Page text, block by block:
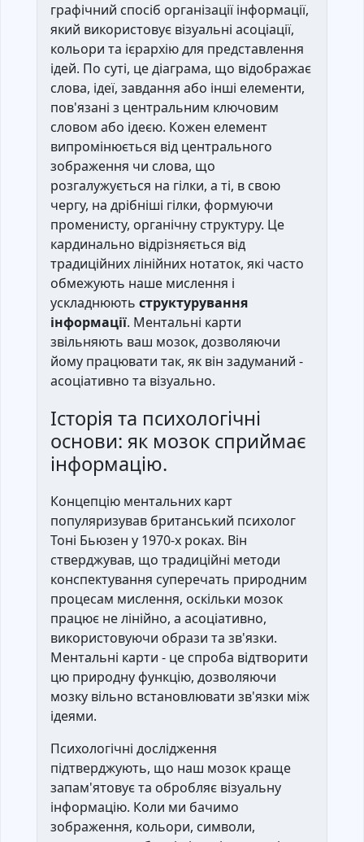
графічний спосіб організації інформації,
який використовує візуальні асоціації,
кольори та ієрархію для представлення
ідей. По суті, це діаграма, що відображає
слова, ідеї, завдання або інші елементи,
пов'язані з центральним ключовим
словом або ідеєю. Кожен елемент
випромінюється від центрального
зображення чи слова, що
розгалужується на гілки, а ті, в свою
чергу, на дрібніші гілки, формуючи
променисту, органічну структуру. Це
кардинально відрізняється від
традиційних лінійних нотаток, які часто
обмежують наше мислення і
ускладнюють структурування
інформації. Ментальні карти
звільняють ваш мозок, дозволяючи
йому працювати так, як він задуманий -
асоціативно та візуально.
Історія та психологічні
основи: як мозок сприймає
інформацію.
Концепцію ментальних карт
популяризував британський психолог
Тоні Бьюзен у 1970-х роках. Він
стверджував, що традиційні методи
конспектування суперечать природним
процесам мислення, оскільки мозок
працює не лінійно, а асоціативно,
використовуючи образи та зв'язки.
Ментальні карти - це спроба відтворити
цю природну функцію, дозволяючи
мозку вільно встановлювати зв'язки між
ідеями.
Психологічні дослідження
підтверджують, що наш мозок краще
запам'ятовує та обробляє візуальну
інформацію. Коли ми бачимо
зображення, кольори, символи,